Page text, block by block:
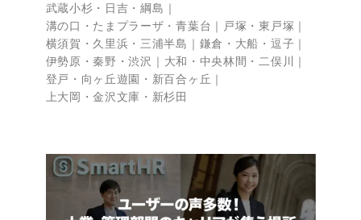
武蔵小杉・日吉・綱島
溝の口・たまプラーザ・青葉台
戸塚・東戸塚
横須賀・久里浜・三浦半島
鎌倉・大船・逗子
伊勢原・秦野・渋沢
大和・中央林間・二俣川
登戸・向ヶ丘遊園・新百合ヶ丘
上大岡・金沢文庫・新杉田